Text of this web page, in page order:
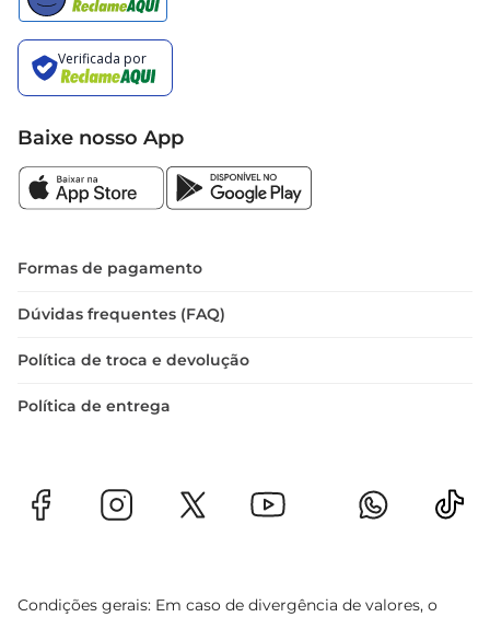
Baixe nosso App
Formas de pagamento
Dúvidas frequentes (FAQ)
Política de troca e devolução
Política de entrega
Condições gerais: Em caso de divergência de valores, o